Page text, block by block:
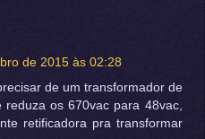
de 2015 às 02:28
de um transformador de
os 670vac para 48vac,
retificadora pra transformar